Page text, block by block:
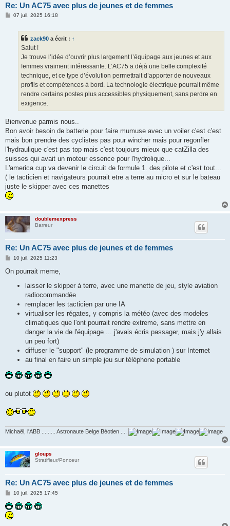
Re: Un AC75 avec plus de jeunes et de femmes
M07 juil. 2025 16:18
zack90 a écrit : ↑
Salut !
Je trouve l’idée d’ouvrir plus largement l’équipage aux jeunes et aux
femmes vraiment intéressante. L’AC75 a déjà une belle complexité
technique, et ce type d’évolution permettrait d’apporter de nouveaux
profils et compétences à bord. La technologie électrique pourrait même
rendre certains postes plus accessibles physiquement, sans perdre en
exigence.
Bienvenue parmis nous..
Bon avoir besoin de batterie pour faire mumuse avec un voiler c'est c'est
mais bon prendre des cyclistes pas pour wincher mais pour regonfler
l'hydraulique c'est pas top mais c'est toujours mieux que catZilla des
suisses qui avait un moteur essence pour l'hydrolique...
L'america cup va devenir le circuit de formule 1. des pilote et c'est tout...
( le tacticien et navigateurs pourrait etre a terre au micro et sur le bateau
juste le skipper avec ces manettes
doublemexpress
Barreur
Re: Un AC75 avec plus de jeunes et de femmes
M
s
10 juil. 2025 11:23
On pourrait meme,
laisser le skipper à terre, avec une manette de jeu, style aviation
radiocommandée
remplacer les tacticien par une IA
virtualiser les régates, y compris la météo (avec des modeles
climatiques que l'ont pourrait rendre extreme, sans mettre en
danger la vie de l'équipage ... j'avais écris passager, mais j'y allais
un peu fort)
diffuser le "support" (le programme de simulation ) sur Internet
au final en faire un simple jeu sur téléphone portable
ou plutot
Michaël, l'ABB ......... Astronaute Belge Béotien ....
gloups
Stratifieur/Ponceur
Re: Un AC75 avec plus de jeunes et de femmes
M
s
s
a
10 juil. 2025 17:45